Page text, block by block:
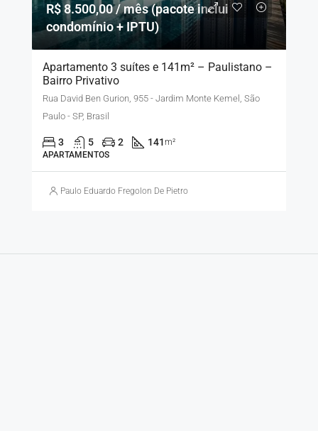
R$ 8.500,00 / mês (pacote inclui
condomínio + IPTU)
Apartamento 3 suítes e 141m² – Paulistano –
Bairro Privativo
Rua David Ben Gurion, 955 - Jardim Monte Kemel, São
Paulo - SP, Brasil
3 5 2 141m²
APARTAMENTOS
Paulo Eduardo Fregolon De Pietro